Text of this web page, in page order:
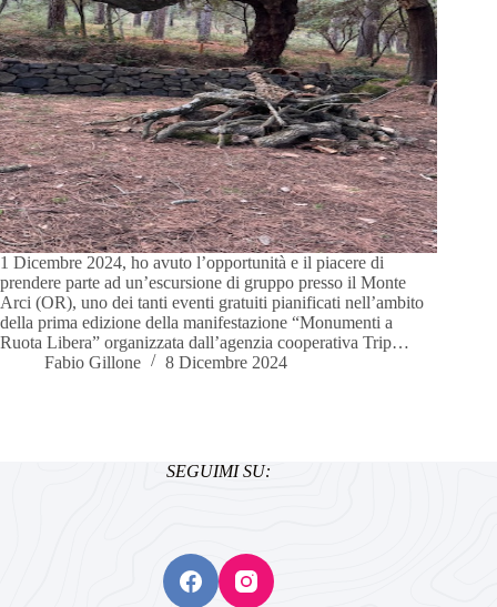
1 Dicembre 2024, ho avuto l’opportunità e il piacere di
prendere parte ad un’escursione di gruppo presso il Monte
Arci (OR), uno dei tanti eventi gratuiti pianificati nell’ambito
della prima edizione della manifestazione “Monumenti a
Ruota Libera” organizzata dall’agenzia cooperativa Trip…
Fabio Gillone
8 Dicembre 2024
SEGUIMI SU: